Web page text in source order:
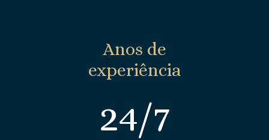
Anos de
experiência
24/7